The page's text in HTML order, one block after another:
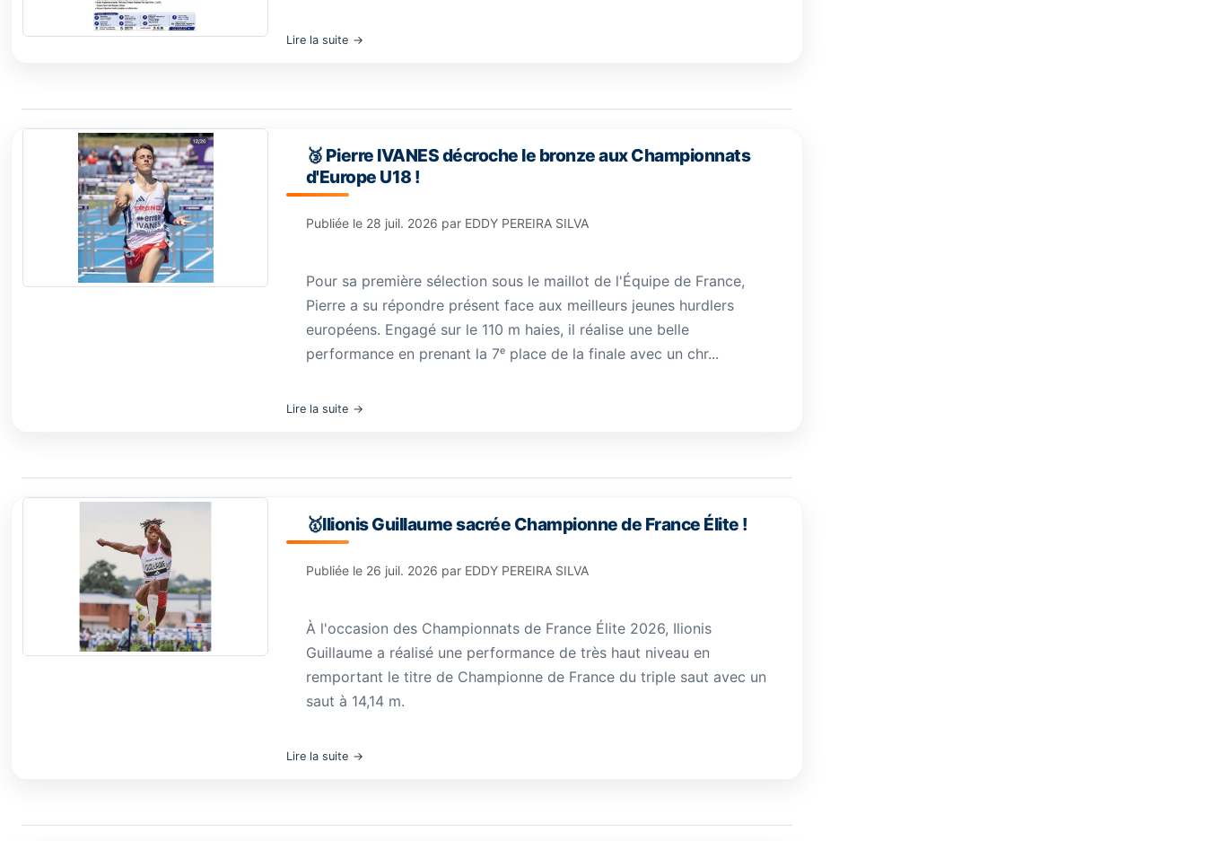
Lire la suite
🥉 Pierre IVANES décroche le bronze aux Championnats
d'Europe U18 !
Publiée le 28 juil. 2026 par EDDY PEREIRA SILVA
Pour sa première sélection sous le maillot de l'Équipe de France,
Pierre a su répondre présent face aux meilleurs jeunes hurdlers
européens. Engagé sur le 110 m haies, il réalise une belle
performance en prenant la 7ᵉ place de la finale avec un chr...
Lire la suite
🥇Ilionis Guillaume sacrée Championne de France Élite !
Publiée le 26 juil. 2026 par EDDY PEREIRA SILVA
À l'occasion des Championnats de France Élite 2026, Ilionis
Guillaume a réalisé une performance de très haut niveau en
remportant le titre de Championne de France du triple saut avec un
saut à 14,14 m.
Lire la suite